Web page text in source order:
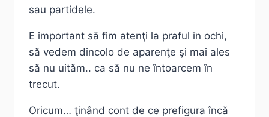
sau partidele.
E important să fim atenţi la praful în ochi,
să vedem dincolo de aparenţe şi mai ales
să nu uităm.. ca să nu ne întoarcem în
trecut.
Oricum… ţinând cont de ce prefigura încă